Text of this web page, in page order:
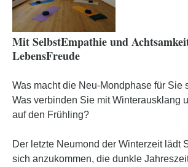
Mit SelbstEmpathie und
LebensFreude
Was macht die Neu-Mondphase für Sie
Was verbinden Sie mit Winterausklang
auf den Frühling?
Der letzte Neumond der Winterzeit lädt
sich anzukommen, die dunkle